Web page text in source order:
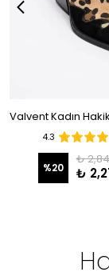
4.3
%20
₺
₺